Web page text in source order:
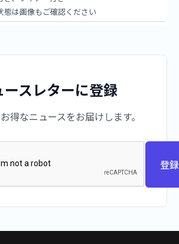
態は画像もご確認ください
ースレターに登録
得なニュースをお届けします。
登